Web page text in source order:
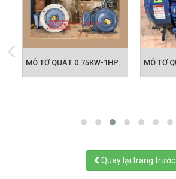
Quay lại trang trước